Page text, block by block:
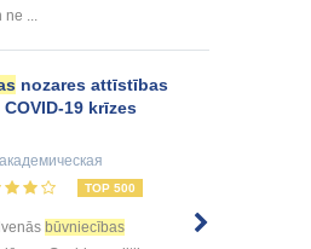
ne ...
nozares attīstības
19 krīzes
TOP 500
būvniecības